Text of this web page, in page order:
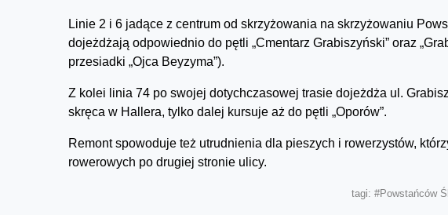
Linie 2 i 6 jadące z centrum od skrzyżowania na skrzyżowaniu
dojeżdżają odpowiednio do pętli „Cmentarz Grabiszyński” oraz
przesiadki „Ojca Beyzyma”).
Z kolei linia 74 po swojej dotychczasowej trasie dojeżdża ul.
skręca w Hallera, tylko dalej kursuje aż do pętli „Oporów”.
Remont spowoduje też utrudnienia dla pieszych i rowerzystów,
rowerowych po drugiej stronie ulicy.
tagi: #Powstańców